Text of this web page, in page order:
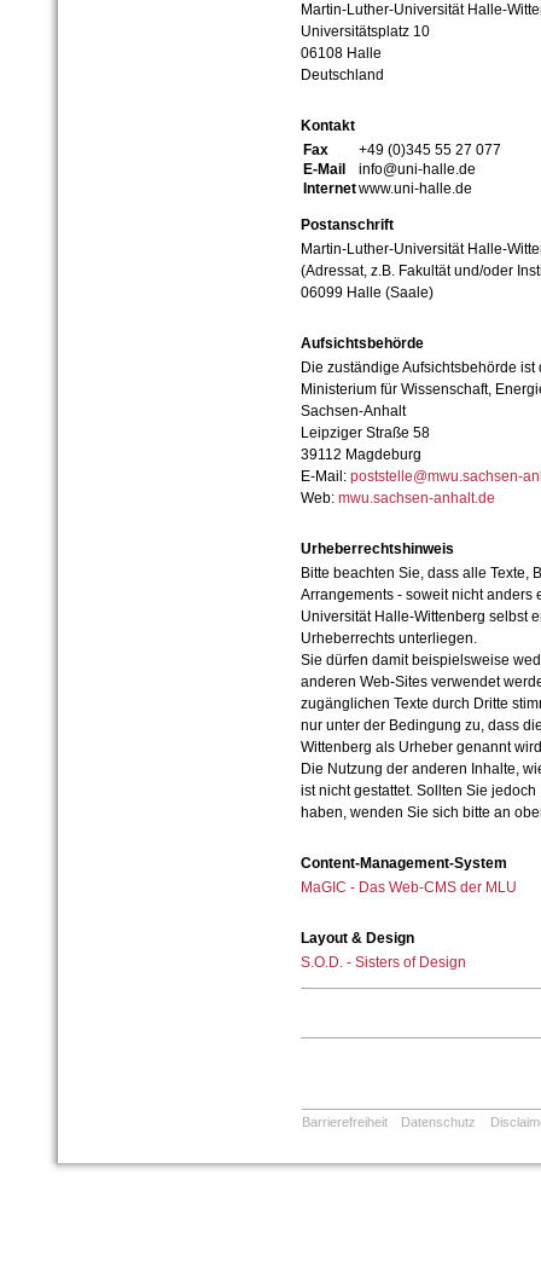
Martin-Luther-Universität Halle-
Universitätsplatz 10
06108 Halle
Deutschland
Kontakt
Fax
+49 (0)345 55 27 077
E-Mail
info@uni-halle.de
Internetwww.uni-halle.de
Postanschrift
Martin-Luther-Universität Halle-
(Adressat, z.B. Fakultät und/oder
06099 Halle (Saale)
Aufsichtsbehörde
Die zuständige Aufsichtsbehörde ist
Ministerium für Wissenschaft,
Sachsen-Anhalt
Leipziger Straße 58
39112 Magdeburg
E-Mail: poststelle@mwu.sachsen-
Web: mwu.sachsen-anhalt.de
Urheberrechtshinweis
Bitte beachten Sie, dass alle Texte,
Arrangements - soweit nicht anders
Universität Halle-Wittenberg selbst
Urheberrechts unterliegen.
Sie dürfen damit beispielsweise
anderen Web-Sites verwendet
zugänglichen Texte durch Dritte
nur unter der Bedingung zu, dass
Wittenberg als Urheber genannt
Die Nutzung der anderen Inhalte,
ist nicht gestattet. Sollten Sie
haben, wenden Sie sich bitte an
Content-Management-System
MaGIC - Das Web-CMS der MLU
Layout & Design
S.O.D. - Sisters of Design
Barrierefreiheit Datenschutz